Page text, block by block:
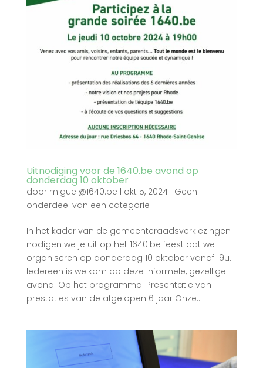
Uitnodiging voor de 1640.be avond op
donderdag 10 oktober
door miguel@1640.be | okt 5, 2024| Geen
onderdeel van een categorie
In het kader van de gemeenteraadsverkiezingen
nodigen we je uit op het 1640.be feest dat we
organiseren op donderdag 10 oktober vanaf 19u.
Iedereen is welkom op deze informele, gezellige
avond. Op het programma: Presentatie van
prestaties van de afgelopen 6 jaar Onze...